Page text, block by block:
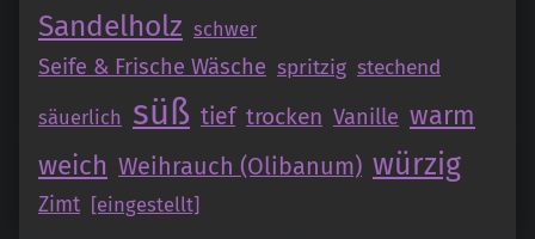
Sandelholz schwer
Seife & Frische Wäsche spritzig stechend
säuerlich süß tief trocken Vanille warm
weich Weihrauch (Olibanum) würzig
Zimt [eingestellt]